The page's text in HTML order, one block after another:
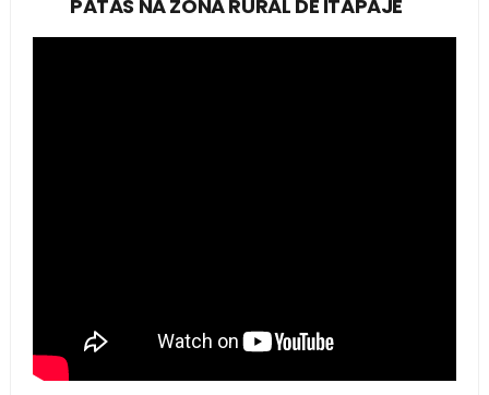
PATAS NA ZONA RURAL DE ITAPAJÉ